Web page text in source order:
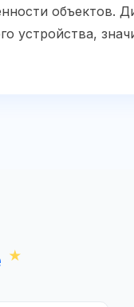
объектов.
устройства,